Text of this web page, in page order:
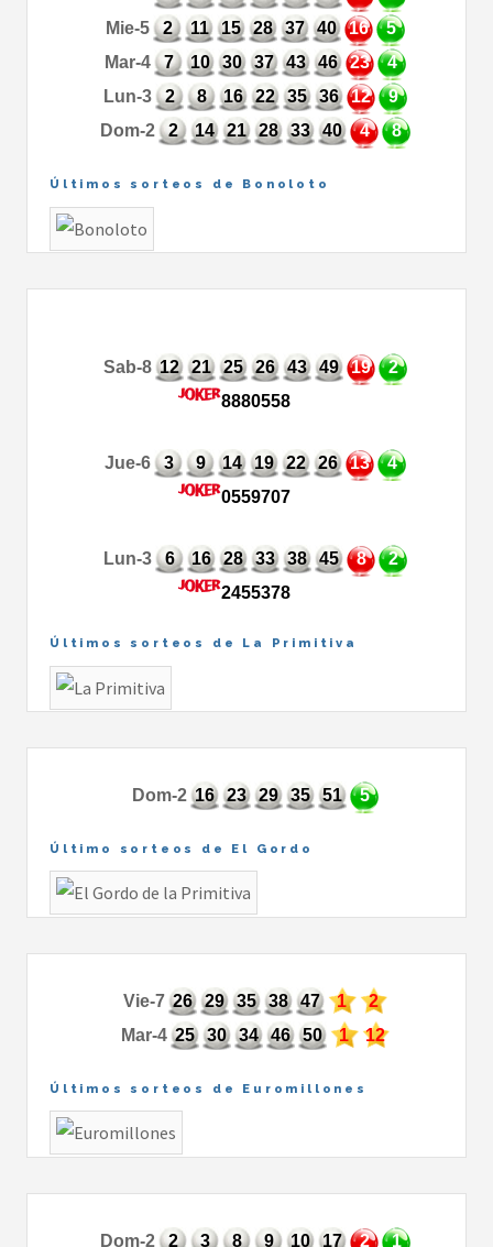
Últimos sorteos de Bonoloto
Mie-5
2 11 15 28 37 40 16
5
Mar-4
7 10 30 37 43 46 23
4
Lun-3
2 8 16 22 35 36 12
9
Dom-2
2 14 21 28 33 40 4 8
Últimos sorteos de La Primitiva
Sab-8 12 21 25 26 43 49 19
2
8880558
Jue-6 3 9 14 19 22 26 13
4
0559707
Lun-3 6 16 28 33 38 45 8
2
2455378
Último sorteos de El Gordo
Dom-2 16 23 29 35 51 5
Últimos sorteos de Euromillones
Vie-7 26 29 35 38 47 1
2
Mar-4 25 30 34 46 50 1 12
Dom-2 2 3 8 9 10 17 2
1